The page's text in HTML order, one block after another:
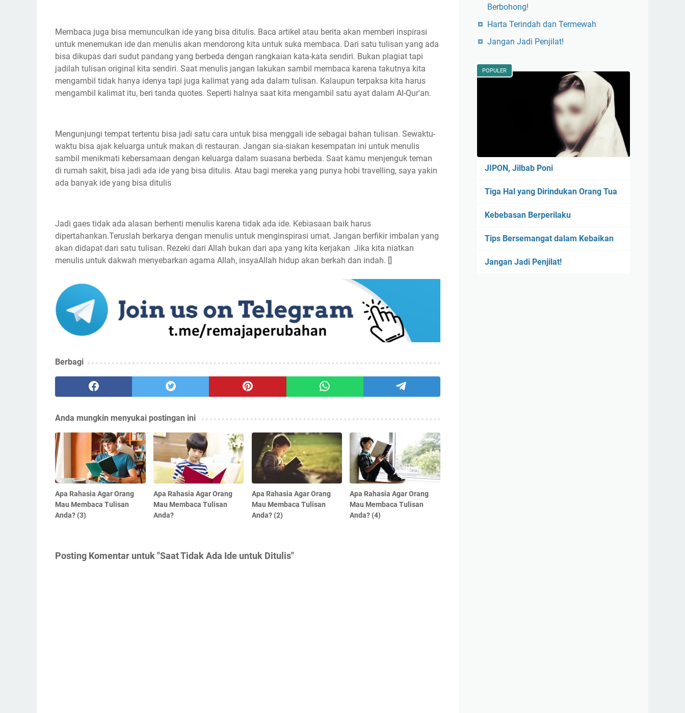
Membaca juga bisa memunculkan ide yang bisa ditulis. Baca artikel atau berita akan memberi inspirasi
untuk menemukan ide dan menulis akan mendorong kita untuk suka membaca. Dari satu tulisan yang ada
bisa dikupas dari sudut pandang yang berbeda dengan rangkaian kata-kata sendiri. Bukan plagiat tapi
jadilah tulisan original kita sendiri. Saat menulis jangan lakukan sambil membaca karena takutnya kita
mengambil tidak hanya idenya tapi juga kalimat yang ada dalam tulisan. Kalaupun terpaksa kita harus
mengambil kalimat itu, beri tanda quotes. Seperti halnya saat kita mengambil satu ayat dalam Al-Qur'an.
Mengunjungi tempat tertentu bisa jadi satu cara untuk bisa menggali ide sebagai bahan tulisan. Sewaktu-
waktu bisa ajak keluarga untuk makan di restauran. Jangan sia-siakan kesempatan ini untuk menulis
sambil menikmati kebersamaan dengan keluarga dalam suasana berbeda. Saat kamu menjenguk teman
di rumah sakit, bisa jadi ada ide yang bisa ditulis. Atau bagi mereka yang punya hobi travelling, saya yakin
ada banyak ide yang bisa ditulis
Jadi gaes tidak ada alasan berhenti menulis karena tidak ada ide. Kebiasaan baik harus
dipertahankan.Teruslah berkarya dengan menulis untuk menginspirasi umat. Jangan berfikir imbalan yang
akan didapat dari satu tulisan. Rezeki dari Allah bukan dari apa yang kita kerjakan Jika kita niatkan
menulis untuk dakwah menyebarkan agama Allah, insyaAllah hidup akan berkah dan indah. []
Berbagi
Anda mungkin menyukai postingan ini
Apa Rahasia Agar Orang
Mau Membaca Tulisan
Anda? (3)
Apa Rahasia Agar Orang
Mau Membaca Tulisan
Anda?
Apa Rahasia Agar Orang
Mau Membaca Tulisan
Anda? (2)
Apa Rahasia Agar Orang
Mau Membaca Tulisan
Anda? (4)
Posting Komentar untuk "Saat Tidak Ada Ide untuk Ditulis"
Berbohong!
Harta Terindah dan Termewah
Jangan Jadi Penjilat!
POPULER
JIPON, Jilbab Poni
Tiga Hal yang Dirindukan Orang Tua
Kebebasan Berperilaku
Tips Bersemangat dalam Kebaikan
Jangan Jadi Penjilat!